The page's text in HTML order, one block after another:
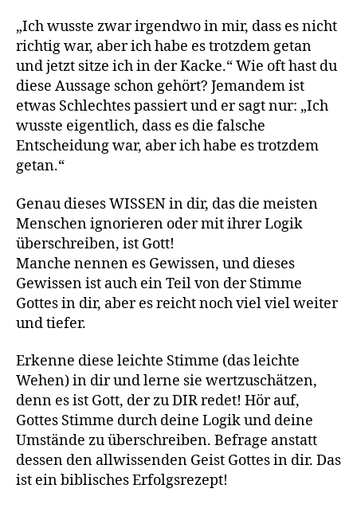
„Ich wusste zwar irgendwo in mir, dass es nicht
richtig war, aber ich habe es trotzdem getan
und jetzt sitze ich in der Kacke.“ Wie oft hast du
diese Aussage schon gehört? Jemandem ist
etwas Schlechtes passiert und er sagt nur: „Ich
wusste eigentlich, dass es die falsche
Entscheidung war, aber ich habe es trotzdem
getan.“
Genau dieses WISSEN in dir, das die meisten
Menschen ignorieren oder mit ihrer Logik
überschreiben, ist Gott!
Manche nennen es Gewissen, und dieses
Gewissen ist auch ein Teil von der Stimme
Gottes in dir, aber es reicht noch viel viel weiter
und tiefer.
Erkenne diese leichte Stimme (das leichte
Wehen) in dir und lerne sie wertzuschätzen,
denn es ist Gott, der zu DIR redet! Hör auf,
Gottes Stimme durch deine Logik und deine
Umstände zu überschreiben. Befrage anstatt
dessen den allwissenden Geist Gottes in dir. Das
ist ein biblisches Erfolgsrezept!